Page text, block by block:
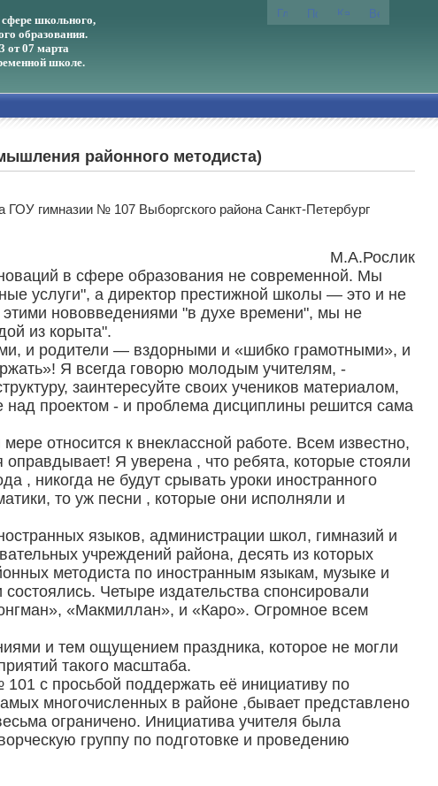
школьного,
образования.
от 07 марта
школе.
районного методиста)
гимназии № 107 Выборгского района Санкт-Петербург
М.А.Рослик
в сфере образования не современной. Мы
услуги", а директор престижной школы — это и не
этими нововведениями "в духе времени", мы не
из корыта".
и родители — вздорными и «шибко грамотными», и
Я всегда говорю молодым учителям, -
заинтересуйте своих учеников материалом,
над проектом - и проблема дисциплины решится сама
относится к внеклассной работе. Всем известно,
оправдывает! Я уверена , что ребята, которые стояли
, никогда не будут срывать уроки иностранного
то уж песни , которые они исполняли и
языков, администрации школ, гимназий и
учреждений района, десять из которых
методиста по иностранным языкам, музыке и
Четыре издательства спонсировали
«Макмиллан», и «Каро». Огромное всем
и тем ощущением праздника, которое не могли
такого масштаба.
с просьбой поддержать её инициативу по
многочисленных в районе ,бывает представлено
ограничено. Инициатива учителя была
группу по подготовке и проведению